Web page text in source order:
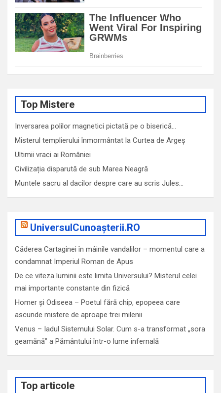
Top Mistere
Inversarea polilor magnetici pictată pe o biserică…
Misterul templierului înmormântat la Curtea de Argeș
Ultimii vraci ai României
Civilizația disparută de sub Marea Neagră
Muntele sacru al dacilor despre care au scris Jules…
UniversulCunoașterii.RO
Căderea Cartaginei în mâinile vandalilor – momentul care a
condamnat Imperiul Roman de Apus
De ce viteza luminii este limita Universului? Misterul celei
mai importante constante din fizică
Homer și Odiseea – Poetul fără chip, epopeea care
ascunde mistere de aproape trei milenii
Venus – Iadul Sistemului Solar. Cum s-a transformat „sora
geamănă” a Pământului într-o lume infernală
Top articole